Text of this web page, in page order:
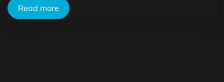
Read more